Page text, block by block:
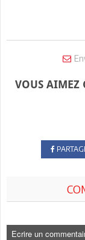
VOUS AIMEZ
Ecrire un